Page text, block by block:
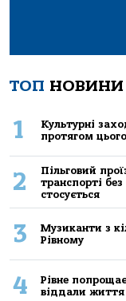
ТОП НОВИНИ
1
Культурні
протягом
2
Пільговий
транспорті
стосується
3
Музиканти з
Рівному
4
Рівне
віддали життя